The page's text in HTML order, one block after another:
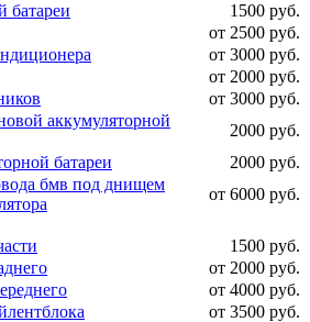
батареи
1500 руб.
от 2500 руб.
от 3000 руб.
от 2000 руб.
от 3000 руб.
аккумуляторной
2000 руб.
батареи
2000 руб.
бмв под днищем
от 6000 руб.
1500 руб.
от 2000 руб.
от 4000 руб.
от 3500 руб.